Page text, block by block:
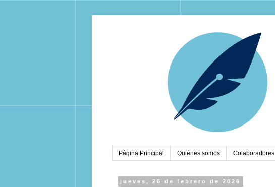
Página Principal Quiénes somos Colaboradores
jueves, 26 de febrero de 2026